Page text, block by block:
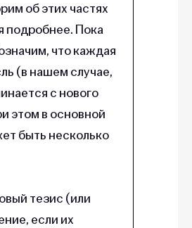
об этих частях
подробнее. Пока
что каждая
(в нашем случае,
с нового
этом в основной
быть несколько
тезис (или
если их